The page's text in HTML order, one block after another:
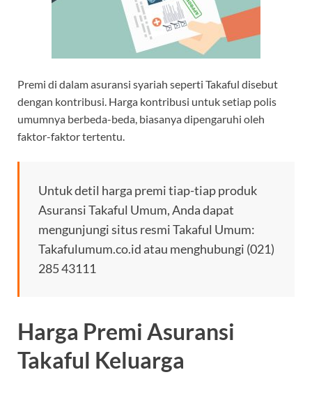
Premi di dalam asuransi syariah seperti Takaful disebut
dengan kontribusi. Harga kontribusi untuk setiap polis
umumnya berbeda-beda, biasanya dipengaruhi oleh
faktor-faktor tertentu.
Untuk detil harga premi tiap-tiap produk
Asuransi Takaful Umum, Anda dapat
mengunjungi situs resmi Takaful Umum:
Takafulumum.co.id atau menghubungi (021)
285 43111
Harga Premi Asuransi
Takaful Keluarga